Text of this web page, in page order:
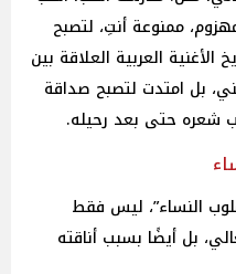
ممنوعة أنتِ، لتصبح
العربية العلاقة بين
بل امتدت لتصبح صداقة
شعره حتى بعد رحيله.
النساء”، ليس فقط
بل أيضًا بسبب أناقته